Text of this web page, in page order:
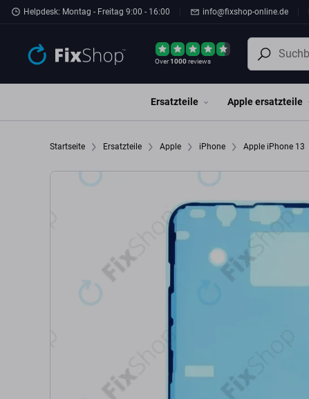
Zum Hauptinhalt springen
Helpdesk: Montag - Freitag 9:00 - 16:00 info@fixshop-online.de
Over1000reviews
Ersatzteile Apple ersatzteile
Startseite Ersatzteile Apple iPhone Apple iPhone 13